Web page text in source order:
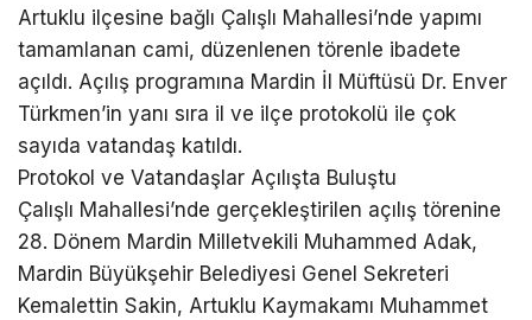
Artuklu ilçesine bağlı Çalışlı Mahallesi’nde yapımı
tamamlanan cami, düzenlenen törenle ibadete
açıldı. Açılış programına Mardin İl Müftüsü Dr. Enver
Türkmen’in yanı sıra il ve ilçe protokolü ile çok
sayıda vatandaş katıldı.
Protokol ve Vatandaşlar Açılışta Buluştu
Çalışlı Mahallesi’nde gerçekleştirilen açılış törenine
28. Dönem Mardin Milletvekili Muhammed Adak,
Mardin Büyükşehir Belediyesi Genel Sekreteri
Kemalettin Sakin, Artuklu Kaymakamı Muhammet